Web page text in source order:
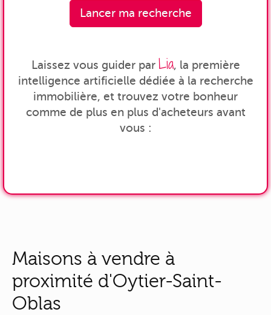
Lancer ma recherche
Laissez vous guider par Lia, la première
intelligence artificielle dédiée à la recherche
immobilière, et trouvez votre bonheur
comme de plus en plus d'acheteurs avant
vous :
Maisons à vendre à
proximité d'Oytier-Saint-
Oblas